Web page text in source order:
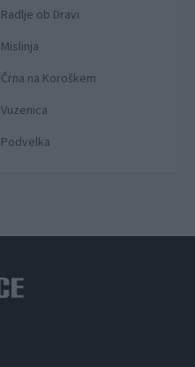
Radlje ob Dravi
Mislinja
Črna na Koroškem
Vuzenica
Podvelka